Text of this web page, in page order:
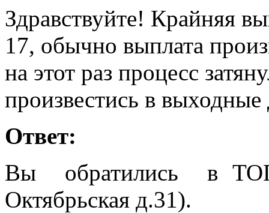
Здравствуйте! Крайняя
17, обычно выплата
на этот раз процесс
произвестись в выходные
Ответ:
Вы обратились в
Октябрьская д.31).